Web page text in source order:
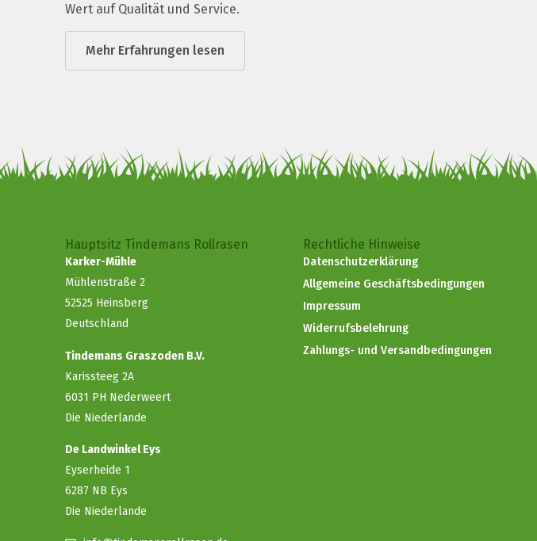
Wert auf Qualität und Service.
Mehr Erfahrungen lesen
Hauptsitz Tindemans Rollrasen
Karker-Mühle
Mühlenstraße 2
52525 Heinsberg
Deutschland
Tindemans Graszoden B.V.
Karissteeg 2A
6031 PH Nederweert
Die Niederlande
De Landwinkel Eys
Eyserheide 1
6287 NB Eys
Die Niederlande
Rechtliche Hinweise
Datenschutzerklärung
Allgemeine Geschäftsbedingungen
Impressum
Widerrufsbelehrung
Zahlungs- und Versandbedingungen